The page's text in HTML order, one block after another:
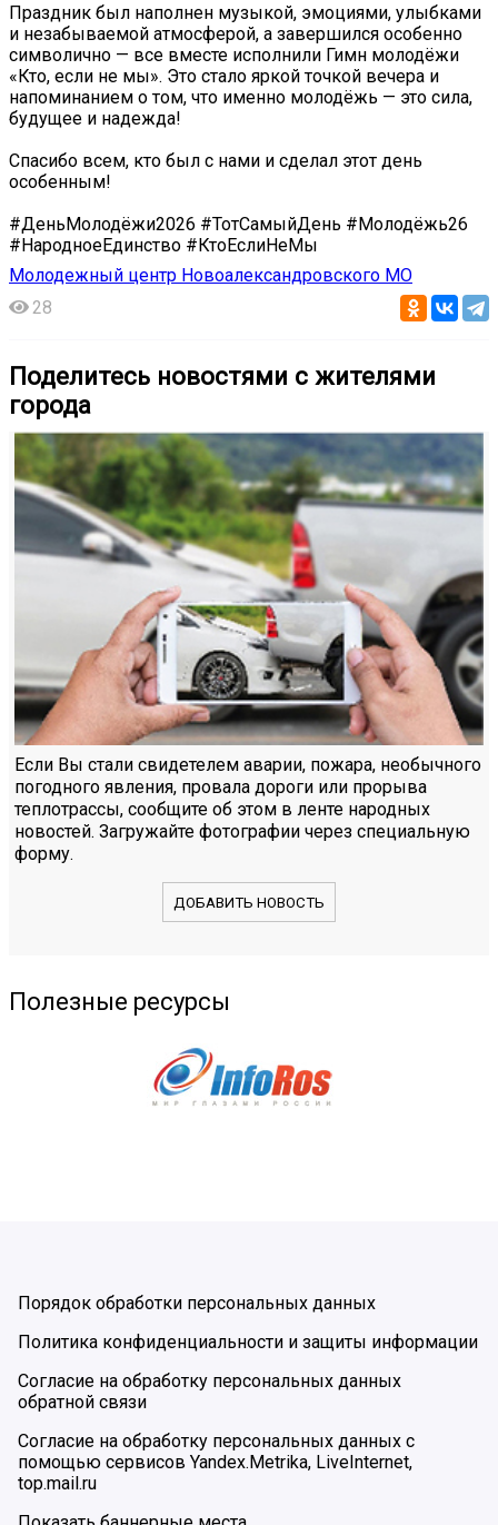
Праздник был наполнен музыкой, эмоциями, улыбками
и незабываемой атмосферой, а завершился особенно
символично — все вместе исполнили Гимн молодёжи
«Кто, если не мы». Это стало яркой точкой вечера и
напоминанием о том, что именно молодёжь — это сила,
будущее и надежда!
Спасибо всем, кто был с нами и сделал этот день
особенным!
#ДеньМолодёжи2026 #ТотСамыйДень #Молодёжь26
#НародноеЕдинство #КтоЕслиНеМы
Молодежный центр Новоалександровского МО
28
Поделитесь новостями с жителями
города
Если Вы стали свидетелем аварии, пожара, необычного
погодного явления, провала дороги или прорыва
теплотрассы, сообщите об этом в ленте народных
новостей. Загружайте фотографии через специальную
форму.
ДОБАВИТЬ НОВОСТЬ
Полезные ресурсы
Порядок обработки персональных данных
Политика конфиденциальности и защиты информации
Согласие на обработку персональных данных
обратной связи
Согласие на обработку персональных данных с
помощью сервисов Yandex.Metrika, LiveInternet,
top.mail.ru